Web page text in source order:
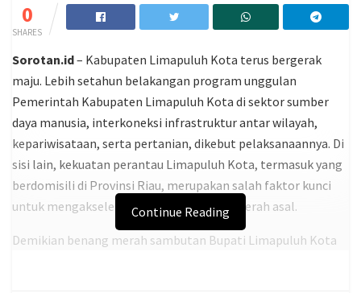
0
SHARES
Sorotan.id– Kabupaten Limapuluh Kota terus bergerak
maju. Lebih setahun belakangan program unggulan
Pemerintah Kabupaten Limapuluh Kota di sektor sumber
daya manusia, interkoneksi infrastruktur antar wilayah,
kepariwisataan, serta pertanian, dikebut pelaksanaannya. Di
sisi lain, kekuatan perantau Limapuluh Kota, termasuk yang
berdomisili di Provinsi Riau, merupakan salah faktor kunci
untuk mengakselerasi pembangunan di daerah asal.
Demikian benang merah sambutan Bupati Limapuluh Kota
Continue Reading